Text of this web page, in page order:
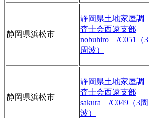
静岡県浜松市
静岡県土地家屋調
査士会西遠支部
nobuhiro /C051（3
周波）
静岡県浜松市
静岡県土地家屋調
査士会西遠支部
sakura /C049（3周
波）